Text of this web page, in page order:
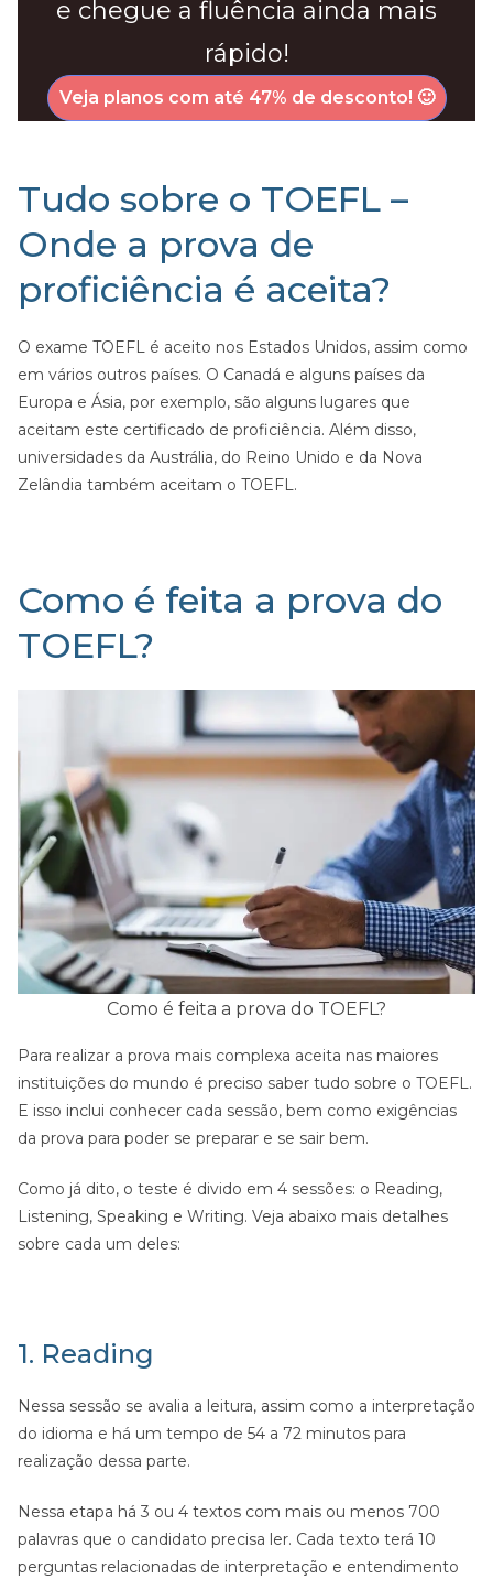
e chegue a fluência ainda mais
rápido!
Veja planos com até 47% de desconto! 🙂
Tudo sobre o TOEFL –
Onde a prova de
proficiência é aceita?
O exame TOEFL é aceito nos Estados Unidos, assim como
em vários outros países. O Canadá e alguns países da
Europa e Ásia, por exemplo, são alguns lugares que
aceitam este certificado de proficiência. Além disso,
universidades da Austrália, do Reino Unido e da Nova
Zelândia também aceitam o TOEFL.
Como é feita a prova do
TOEFL?
Como é feita a prova do TOEFL?
Para realizar a prova mais complexa aceita nas maiores
instituições do mundo é preciso saber tudo sobre o TOEFL.
E isso inclui conhecer cada sessão, bem como exigências
da prova para poder se preparar e se sair bem.
Como já dito, o teste é divido em 4 sessões: o Reading,
Listening, Speaking e Writing. Veja abaixo mais detalhes
sobre cada um deles:
1. Reading
Nessa sessão se avalia a leitura, assim como a interpretação
do idioma e há um tempo de 54 a 72 minutos para
realização dessa parte.
Nessa etapa há 3 ou 4 textos com mais ou menos 700
palavras que o candidato precisa ler. Cada texto terá 10
perguntas relacionadas de interpretação e entendimento